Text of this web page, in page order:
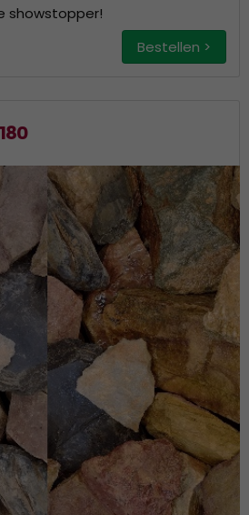
showstopper!
Bestellen >